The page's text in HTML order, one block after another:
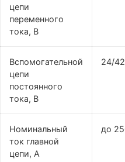
цепи
переменного
тока, В
Вспомогательной
цепи
постоянного
тока, В
24/
Номинальный
ток главной
цепи, А
до